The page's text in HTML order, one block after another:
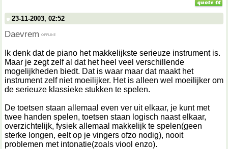
23-11-2003, 02:52
Daevrem
Ik denk dat de piano het makkelijkste serieuze instrument is.
Maar je zegt zelf al dat het heel veel verschillende
mogelijkheden biedt. Dat is waar maar dat maakt het
instrument zelf niet moeilijker. Het is alleen wel moeilijker om
de serieuze klassieke stukken te spelen.
De toetsen staan allemaal even ver uit elkaar, je kunt met
twee handen spelen, toetsen staan logisch naast elkaar,
overzichtelijk, fysiek allemaal makkelijk te spelen(geen
sterke longen, eelt op je vingers ofzo nodig), nooit
problemen met intonatie(zoals viool enzo).